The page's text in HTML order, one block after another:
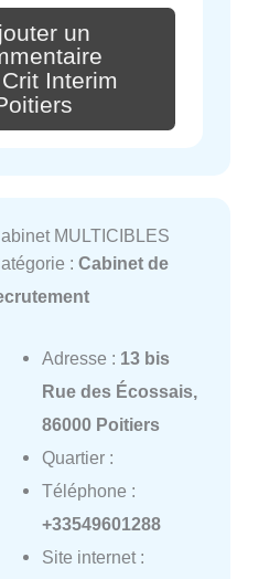
un
Interim
MULTICIBLES
: Cabinet de
Adresse : 13 bis
Rue des Écossais,
86000 Poitiers
Quartier :
Téléphone :
+33549601288
Site internet :